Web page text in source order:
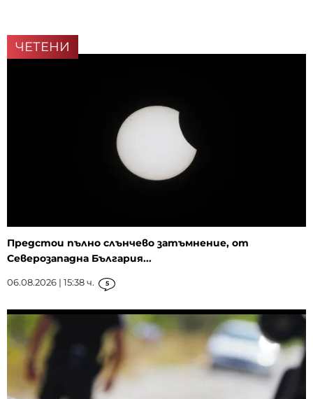
ЧЕТЕНИ
Предстои пълно слънчево затъмнение, от
Северозападна България...
06.08.2026 | 15:38 ч. 5